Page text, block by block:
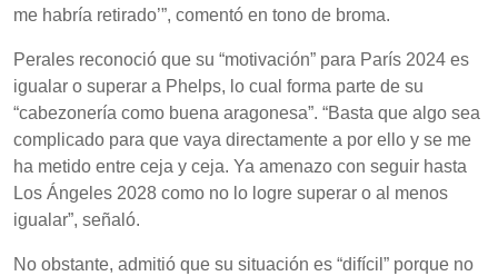
me habría retirado’”, comentó en tono de broma.
Perales reconoció que su “motivación” para París 2024 es
igualar o superar a Phelps, lo cual forma parte de su
“cabezonería como buena aragonesa”. “Basta que algo sea
complicado para que vaya directamente a por ello y se me
ha metido entre ceja y ceja. Ya amenazo con seguir hasta
Los Ángeles 2028 como no lo logre superar o al menos
igualar”, señaló.
No obstante, admitió que su situación es “difícil” porque no